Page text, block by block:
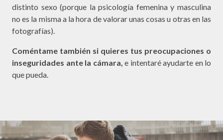
distinto sexo (porque la psicología femenina y masculina
no es la misma a la hora de valorar unas cosas u otras en las
fotografías).
Coméntame también si quieres tus preocupaciones o
inseguridades ante la cámara, e intentaré ayudarte en lo
que pueda.